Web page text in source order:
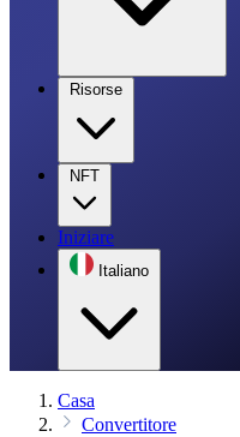
Risorse
NFT
Iniziare
Italiano
Casa
Convertitore